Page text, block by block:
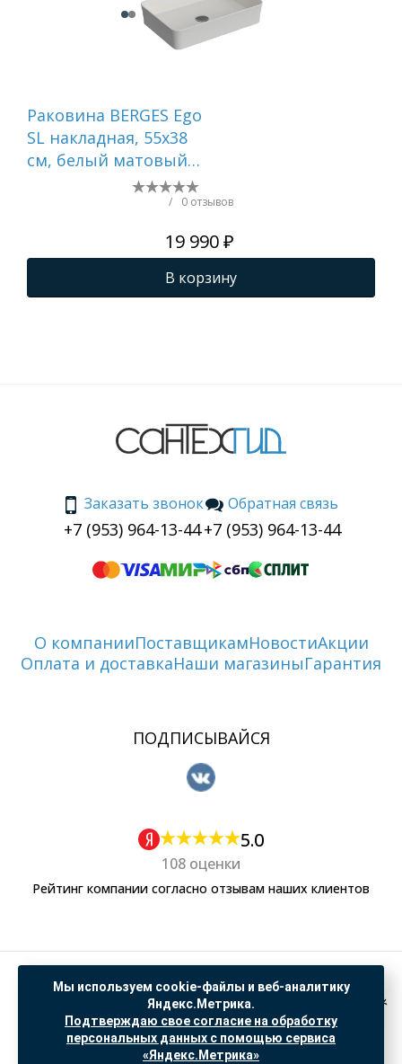
Раковина BERGES Ego
SL накладная, 55x38
см, белый матовый,
без отверстия под
/ 0 отзывов
19 990 ₽
В корзину
Заказать звонок
+7 (953) 964-13-44
Обратная связь
+7 (953) 964-13-44
О компанииПоставщикамНовостиАкции
Оплата и доставкаНаши магазиныГарантия
ПОДПИСЫВАЙСЯ
5.0
108 оценки
Рейтинг компании согласно отзывам наших клиентов
Политика обработки персональных данных
Согласие на обработку данных Яндекс Метрика
"© ООО “САНТЕХГИД”, 2026. Все права защищены. Предложение не является публичной
офертой, цены и информация на сайте ознакомительные
Доработка и продвижение вSO.USE
Мы используем cookie-файлы и веб-аналитику
Яндекс.Метрика.
Подтверждаю свое согласие на обработку
персональных данных с помощью сервиса
«Яндекс.Метрика»